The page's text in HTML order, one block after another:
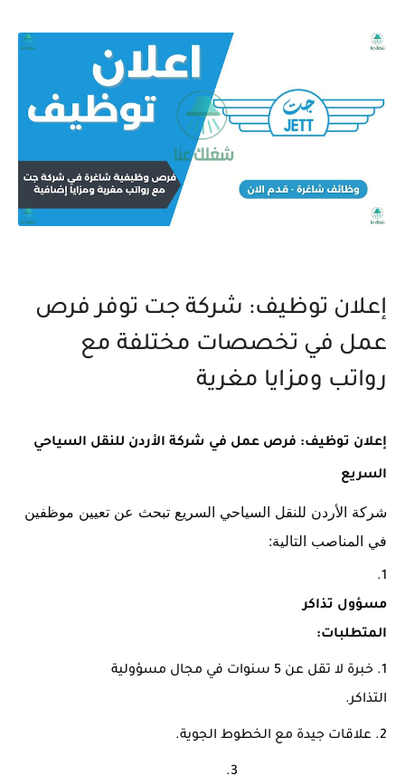
إعلان توظيف: شركة جت توفر فرص
عمل في تخصصات مختلفة مع
رواتب ومزايا مغرية
إعلان توظيف: فرص عمل في شركة الأردن للنقل السياحي
السريع
شركة الأردن للنقل السياحي السريع تبحث عن تعيين موظفين
في المناصب التالية:
مسؤول تذاكر
المتطلبات:
خبرة لا تقل عن 5 سنوات في مجال مسؤولية
التذاكر.
علاقات جيدة مع الخطوط الجوية.